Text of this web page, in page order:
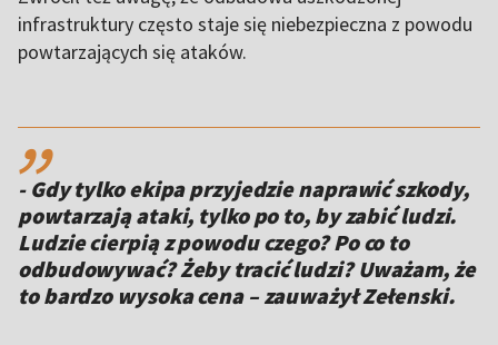
infrastruktury często staje się niebezpieczna z powodu
powtarzających się ataków.
,,
- Gdy tylko ekipa przyjedzie naprawić szkody,
powtarzają ataki, tylko po to, by zabić ludzi.
Ludzie cierpią z powodu czego? Po co to
odbudowywać? Żeby tracić ludzi? Uważam, że
to bardzo wysoka cena – zauważył Zełenski.